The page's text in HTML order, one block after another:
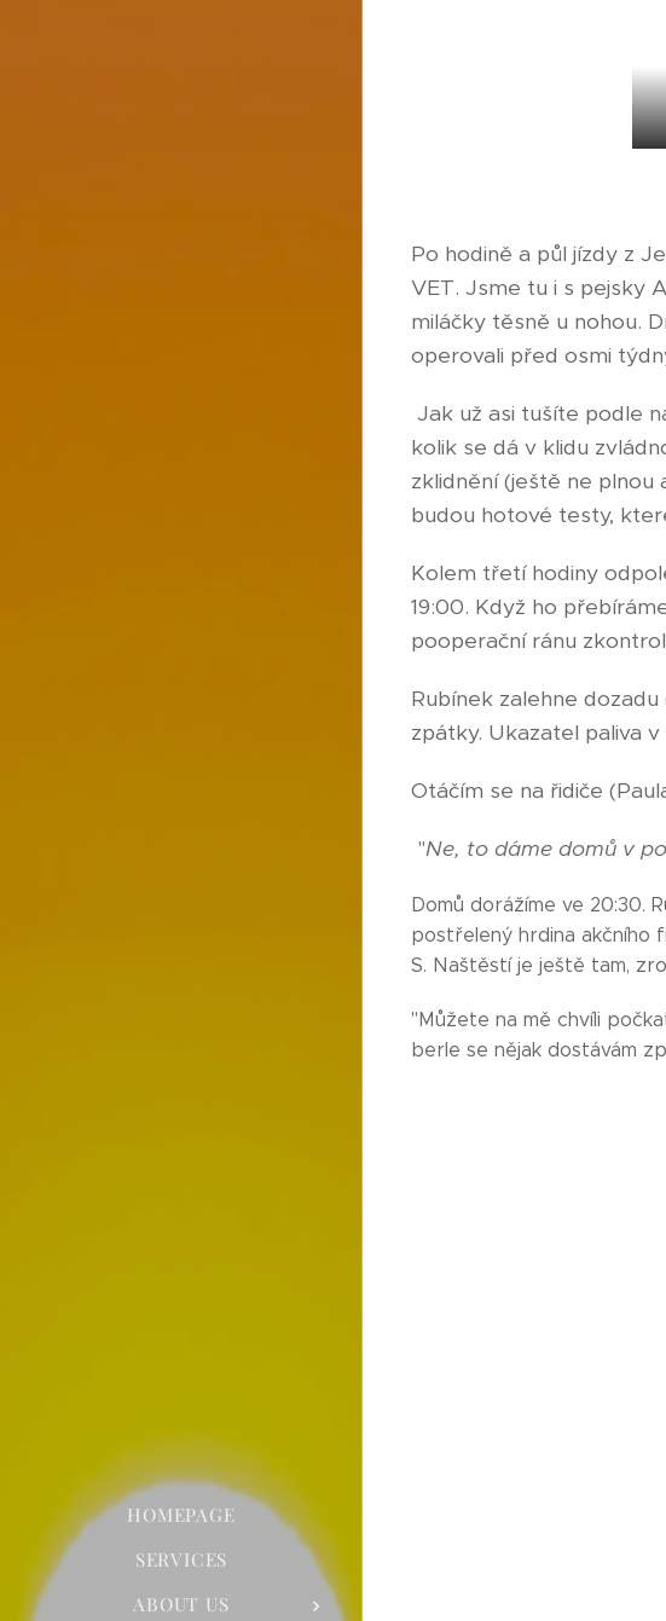
HOMEPAGE
SERVICES
ABOUT US
Po hodině a půl jízdy z
VET. Jsme tu i s pejsky
miláčky těsně u nohou.
operovali před osmi
Jak už asi tušíte podle
kolik se dá v klidu
zklidnění (ještě ne
budou hotové testy,
Kolem třetí hodiny
19:00. Když ho
pooperační ránu
Rubínek zalehne
zpátky. Ukazatel paliva
Otáčím se na řidiče
"Ne, to dáme domů v
Domů dorážíme ve 20:30.
postřelený hrdina akčního
S. Naštěstí je ještě tam,
"Můžete na mě chvíli
berle se nějak dostávám